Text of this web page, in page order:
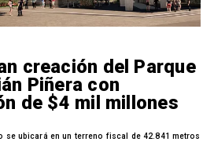
creación del Parque
Piñera con
de $4 mil millones
se ubicará en un terreno fiscal de 42.841 metros